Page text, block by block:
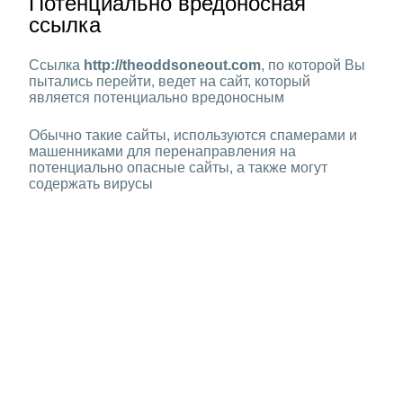
ссылка
Ссылка http://theoddsoneout.com, по которой Вы
пытались перейти, ведет на сайт, который
является потенциально вредоносным
Обычно такие сайты, используются спамерами и
машенниками для перенаправления на
потенциально опасные сайты, а также могут
содержать вирусы